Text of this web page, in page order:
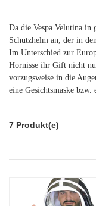
Da die Vespa Velutina
Schutzhelm an, der in
Im Unterschied zur
Hornisse ihr Gift nicht
vorzugsweise in die
eine Gesichtsmaske bzw.
7 Produkt(e)